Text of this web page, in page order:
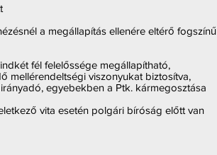
a megállapítás ellenére eltérő fogszínű
fél felelőssége megállapítható,
mellérendeltségi viszonyukat biztosítva,
egyebekben a Ptk. kármegosztása
vita esetén polgári bíróság előtt van